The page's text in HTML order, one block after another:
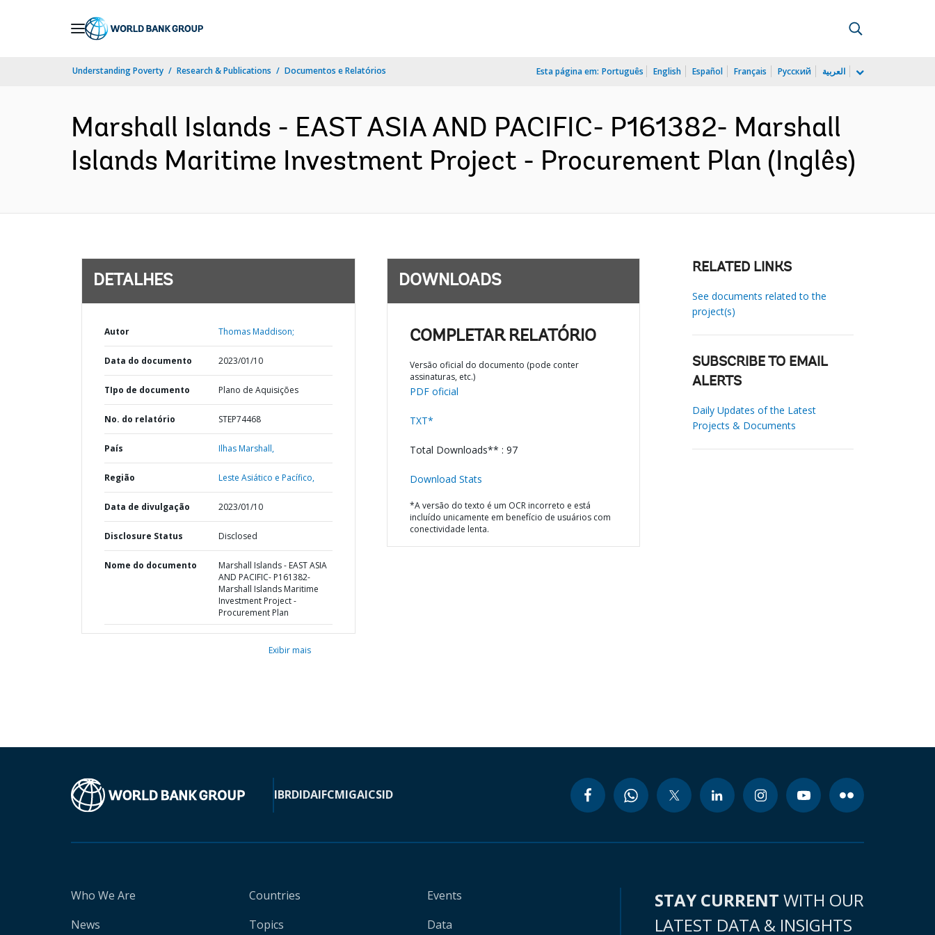
Understanding Poverty Research & Publications Documentos e Relatórios Esta página em: Português English Español Français Русский العربية
Marshall Islands - EAST ASIA AND PACIFIC- P161382- Marshall
Islands Maritime Investment Project - Procurement Plan (Inglês)
DETALHES
Autor Thomas Maddison;
Data do documento 2023/01/10
TIpo de documento Plano de Aquisições
No. do relatório STEP74468
País Ilhas Marshall,
Região Leste Asiático e Pacífico,
Data de divulgação 2023/01/10
Disclosure Status Disclosed
Nome do documento
Marshall Islands - EAST ASIA
AND PACIFIC- P161382-
Marshall Islands Maritime
Investment Project -
Procurement Plan
Exibir mais
DOWNLOADS
COMPLETAR RELATÓRIO
Versão oficial do documento (pode conter
assinaturas, etc.)
PDF oficial
TXT*
Total Downloads** : 97
Download Stats
*A versão do texto é um OCR incorreto e está
incluído unicamente em benefício de usuários com
conectividade lenta.
RELATED LINKS
See documents related to the
project(s)
SUBSCRIBE TO EMAIL
ALERTS
Daily Updates of the Latest
Projects & Documents
IBRDIDAIFCMIGAICSID
Who We Are
News
Countries
Topics
Events
Data
STAY CURRENT WITH OUR
LATEST DATA & INSIGHTS